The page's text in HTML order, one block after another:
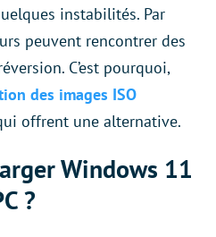
instabilités. Par
peuvent rencontrer des
C’est pourquoi,
des images ISO
offrent une alternative.
Windows 11
?